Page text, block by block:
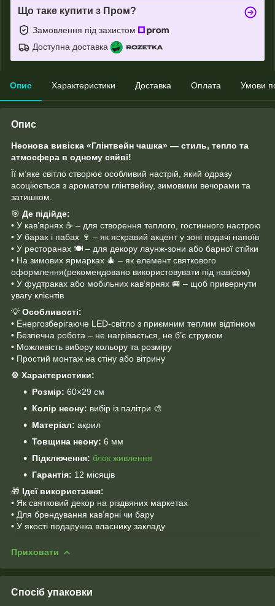
Що таке купити з Пром?
Замовлення під захистом
Доступна доставка
Опис Характеристики Доставка Оплата Умови
Опис
Неонова вивіска «Глінтвейн чашка» — стиль, тепло та
атмосфера в одному сяйві!
Її м’яке світло створює особливий настрій, який одразу
асоціюється з ароматом глінтвейну, зимовими вечорами та
затишком.
🎯 Де підійде:
• У кав’ярнях ☕ – для створення теплого, гостинного настрою
• У барах і пабах 🍷 – як яскравий акцент у зоні подачі напоїв
• У ресторанах 🍽️ – для декору лаунж-зони або барної стійки
• На зимових ярмарках 🎄 – як елемент святкового
оформлення(рекомендовано використовувати під навісом)
• У фудтраках або мобільних кав’ярнях 🚐 – щоб привернути
увагу клієнтів
💡 Особливості:
• Енергозберігаюче LED-світло з приємним теплим відтінком
• Безпечна робота – не нагрівається, не б’є струмом
• Можливість вибору кольору та розміру
• Простий монтаж на стіну або вітрину
⚙️ Характеристики:
Розмір: 60×29 см
Колір неону: вибір із палітри 🎨
Матеріал: акрил
Товщина неону: 6 мм
Підключення: блок живлення
Гарантія: 12 місяців
🎁 Ідеї використання:
• Як святковий декор на різдвяних маркетах
• Для брендування кав’ярні чи бару
• У якості подарунка власнику закладу
Приховати
Спосіб упаковки